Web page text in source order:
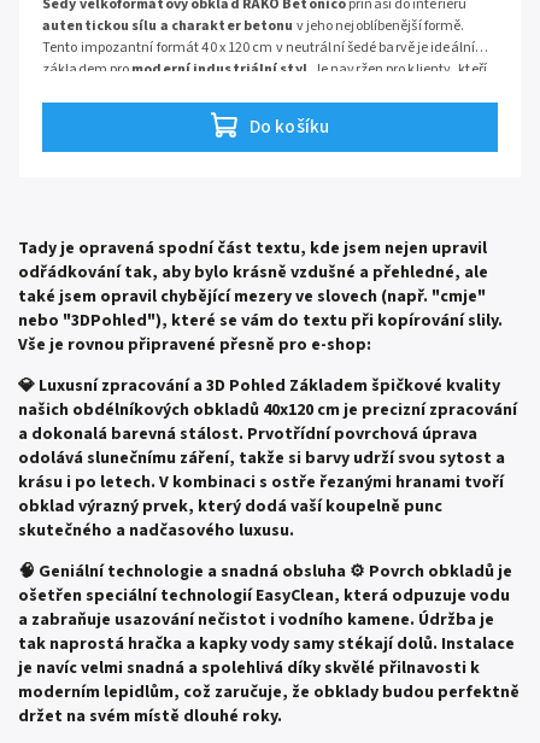
Do košíku
Šedý velkoformátový obklad RAKO Betonicopřináší do interiérů
autentickou sílu a charakter betonu v jeho nejoblíbenější formě.
Tento impozantní formát 40 x 120 cm v neutrální šedé barvě je ideálním
základem promoderní industriální styl . Je navržen pro klienty, kteří
chtějí vytvořit prostor, který působí čistě, nadčasově a architektonicky
Betonico
Tady je opravená spodní část textu, kde jsem nejen upravil
odřádkování tak, aby bylo krásně vzdušné a přehledné, ale
také jsem opravil chybějící mezery ve slovech (např. "cmje"
nebo "3DPohled"), které se vám do textu při kopírování slily.
Vše je rovnou připravené přesně pro e-shop:
💎 Luxusní zpracování a 3D Pohled Základem špičkové kvality
našich obdélníkových obkladů 40x120 cm je precizní zpracování
a dokonalá barevná stálost. Prvotřídní povrchová úprava
odolává slunečnímu záření, takže si barvy udrží svou sytost a
krásu i po letech. V kombinaci s ostře řezanými hranami tvoří
obklad výrazný prvek, který dodá vaší koupelně punc
skutečného a nadčasového luxusu.
🧠 Geniální technologie a snadná obsluha ⚙️ Povrch obkladů je
ošetřen speciální technologií EasyClean, která odpuzuje vodu
a zabraňuje usazování nečistot i vodního kamene. Údržba je
tak naprostá hračka a kapky vody samy stékají dolů. Instalace
je navíc velmi snadná a spolehlivá díky skvělé přilnavosti k
moderním lepidlům, což zaručuje, že obklady budou perfektně
držet na svém místě dlouhé roky.